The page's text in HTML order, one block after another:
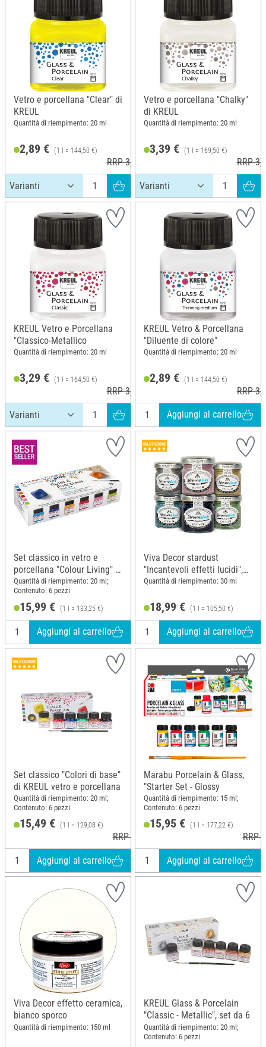
Vetro e porcellana "Clear" di
KREUL
Quantità di riempimento: 20 ml
2,89 € (1 l = 144,50 €)
RRP 3,19 €
Vetro e porcellana "Chalky"
di KREUL
Quantità di riempimento: 20 ml
3,39 € (1 l = 169,50 €)
RRP
KREUL Vetro e Porcellana
"Classico-Metallico
Quantità di riempimento: 20 ml
3,29 € (1 l = 164,50 €)
RRP 3,69 €
KREUL Vetro & Porcellana
"Diluente di colore"
Quantità di riempimento: 20 ml
2,89 € (1 l = 144,50 €)
RRP
Aggiungi al carrello
Set classico in vetro e
porcellana "Colour Living" di
KREUL
Quantità di riempimento: 20 ml;
Contenuto: 6 pezzi
15,99 € (1 l = 133,25 €)
Aggiungi al carrello
Viva Decor stardust
"Incantevoli effetti lucidi",
set da 6
Quantità di riempimento: 30 ml
18,99 € (1 l = 105,50 €)
Aggiungi al carrello
Set classico "Colori di base"
di KREUL vetro e porcellana
Quantità di riempimento: 20 ml;
Contenuto: 6 pezzi
15,49 € (1 l = 129,08 €)
RRP 16,99 €
Aggiungi al carrello
Marabu Porcelain & Glass,
"Starter Set - Glossy
Quantità di riempimento: 15 ml;
Contenuto: 6 pezzi
15,95 € (1 l = 177,22 €)
RRP
Aggiungi al carrello
Viva Decor effetto ceramica,
bianco sporco
Quantità di riempimento: 150 ml
KREUL Glass & Porcelain
"Classic - Metallic", set da 6
Quantità di riempimento: 20 ml;
Contenuto: 6 pezzi